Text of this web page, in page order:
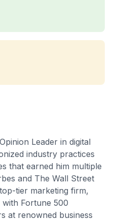
Leader in digital
industry practices
that earned him multiple
and The Wall Street
tier marketing firm,
Fortune 500
at renowned business